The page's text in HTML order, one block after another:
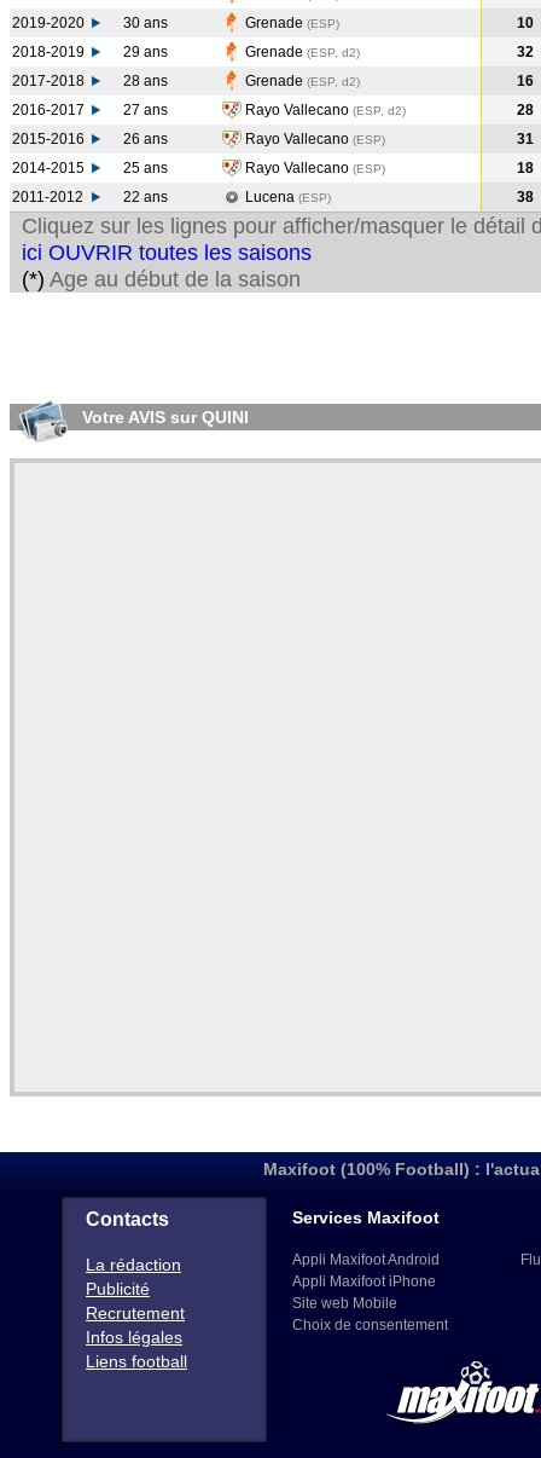
2019-2020
30 ans Grenade (ESP)
10
2018-2019
29 ans Grenade (ESP, d2)
32
2017-2018
28 ans Grenade (ESP, d2)
16
2016-2017
27 ans Rayo Vallecano (ESP, d2)
28
2015-2016
26 ans Rayo Vallecano (ESP)
31
2014-2015
25 ans Rayo Vallecano (ESP)
18
2011-2012
22 ans Lucena (ESP) 38
Cliquez sur les lignes pour afficher/masquer le détail
ici OUVRIR toutes les saisons
(*) Age au début de la saison
Votre AVIS sur QUINI
Maxifoot (100% Football) :
Contacts
La rédaction
Publicité
Recrutement
Infos légales
Liens football
Services Maxifoot
Appli Maxifoot Android
Appli Maxifoot iPhone
Site web Mobile
Choix de consentement